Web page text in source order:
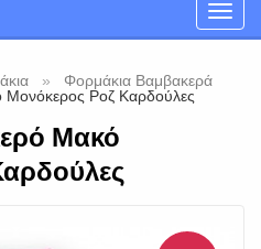
Toggle
Φορμάκια Βαμβακερά
Ροζ Καρδούλες
Μακό